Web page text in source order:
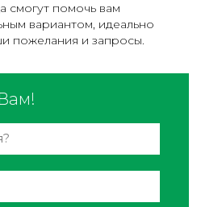
смогут помочь вам
вариантом, идеально
пожелания и запросы.